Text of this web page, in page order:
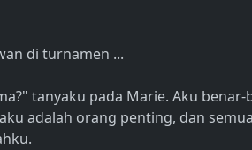
di turnamen ...
tanyaku pada Marie. Aku benar-
adalah orang penting, dan